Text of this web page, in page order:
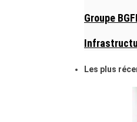
Groupe
Les plus